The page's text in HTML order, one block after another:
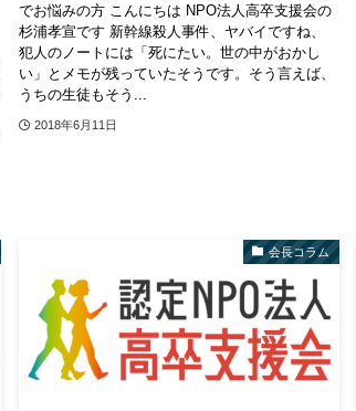
でお悩みの方 こんにちは NPO法人高卒支援会の
杉浦孝宣です 新幹線殺人事件、ヤバイですね、
犯人のノートには「死にたい。世の中がおかし
い」とメモが残っていたそうです。そう言えば、
うちの生徒もそう...
2018年6月11日
会長コラム